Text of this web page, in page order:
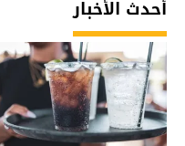
أحدث الأخبار